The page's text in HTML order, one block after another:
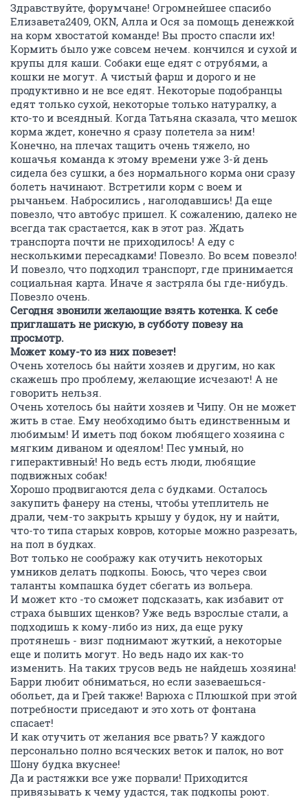
Здравствуйте, форумчане! Огромнейшее спасибо
Елизавета2409, OKN, Алла и Ося за помощь денежкой
на корм хвостатой команде! Вы просто спасли их!
Кормить было уже совсем нечем. кончился и сухой и
крупы для каши. Собаки еще едят с отрубями, а
кошки не могут. А чистый фарш и дорого и не
продуктивно и не все едят. Некоторые подобранцы
едят только сухой, некоторые только натуралку, а
кто-то и всеядный. Когда Татьяна сказала, что мешок
корма ждет, конечно я сразу полетела за ним!
Конечно, на плечах тащить очень тяжело, но
кошачья команда к этому времени уже 3-й день
сидела без сушки, а без нормального корма они сразу
болеть начинают. Встретили корм с воем и
рычаньем. Набросились , наголодавшись! Да еще
повезло, что автобус пришел. К сожалению, далеко не
всегда так срастается, как в этот раз. Ждать
транспорта почти не приходилось! А еду с
несколькими пересадками! Повезло. Во всем повезло!
И повезло, что подходил транспорт, где принимается
социальная карта. Иначе я застряла бы где-нибудь.
Повезло очень.
Сегодня звонили желающие взять котенка. К себе
приглашать не рискую, в субботу повезу на
просмотр.
Может кому-то из них повезет!
Очень хотелось бы найти хозяев и другим, но как
скажешь про проблему, желающие исчезают! А не
говорить нельзя.
Очень хотелось бы найти хозяев и Чипу. Он не может
жить в стае. Ему необходимо быть единственным и
любимым! И иметь под боком любящего хозяина с
мягким диваном и одеялом! Пес умный, но
гиперактивный! Но ведь есть люди, любящие
подвижных собак!
Хорошо продвигаются дела с будками. Осталось
закупить фанеру на стены, чтобы утеплитель не
драли, чем-то закрыть крышу у будок, ну и найти,
что-то типа старых ковров, которые можно разрезать,
на пол в будках.
Вот только не соображу как отучить некоторых
умников делать подкопы. Боюсь, что через свои
таланты компашка будет сбегать из вольера.
И может кто -то сможет подсказать, как избавит от
страха бывших щенков? Уже ведь взрослые стали, а
подходишь к кому-либо из них, да еще руку
протянешь - визг поднимают жуткий, а некоторые
еще и полить могут. Но ведь надо их как-то
изменить. На таких трусов ведь не найдешь хозяина!
Барри любит обниматься, но если зазеваешься-
обольет, да и Грей также! Варюха с Плюшкой при этой
потребности приседают и это хоть от фонтана
спасает!
И как отучить от желания все рвать? У каждого
персонально полно всяческих веток и палок, но вот
Шону будка вкуснее!
Да и растяжки все уже порвали! Приходится
привязывать к чему удастся, так подкопы роют.